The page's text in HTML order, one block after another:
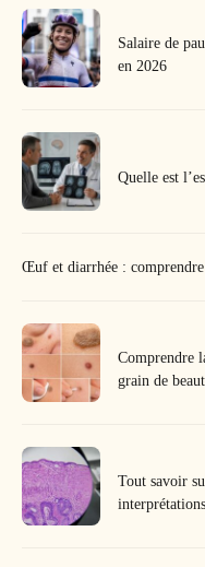
Salaire de
en 2026
Quelle est
Œuf et diarrhée :
Comprendre
grain de
Tout savoir
interprétations